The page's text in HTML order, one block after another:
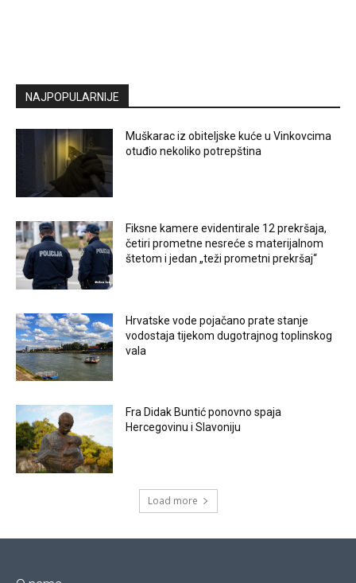
NAJPOPULARNIJE
Muškarac iz obiteljske kuće u Vinkovcima
otuđio nekoliko potrepština
Fiksne kamere evidentirale 12 prekršaja,
četiri prometne nesreće s materijalnom
štetom i jedan „teži prometni prekršaj“
Hrvatske vode pojačano prate stanje
vodostaja tijekom dugotrajnog toplinskog
vala
Fra Didak Buntić ponovno spaja
Hercegovinu i Slavoniju
Load more